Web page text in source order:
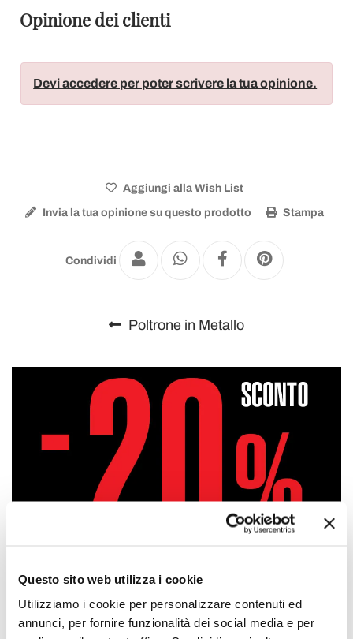
Questo sito web utilizza i cookie
Utilizziamo i cookie per personalizzare contenuti ed
annunci, per fornire funzionalità dei social media e per
Opinione dei clienti
Devi accedere per poter scrivere la tua opinione.
Aggiungi alla Wish List
Invia la tua opinione su questo prodotto Stampa
Condividi
Poltrone in Metallo